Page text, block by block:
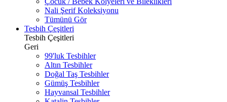
Nali Şerif Koleksiyonu
Tümünü Gör
Tesbih Çeşitleri
Tesbih Çeşitleri
Geri
99'luk Tesbihler
Altın Tesbihler
Doğal Taş Tesbihler
Gümüş Tesbihler
Hayvansal Tesbihler